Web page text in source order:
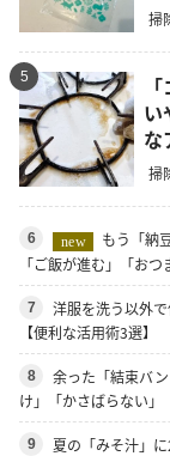
掃
5
い
な
掃
6 new
もう「納
「ご飯が進む」「おつ
7
洋服を洗う以外
【便利な活用術3選】
8
余った「結束バ
け」「かさばらない」
9
夏の「みそ汁」